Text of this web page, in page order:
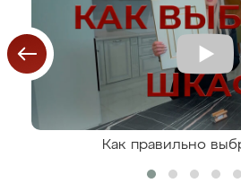
Как правильно